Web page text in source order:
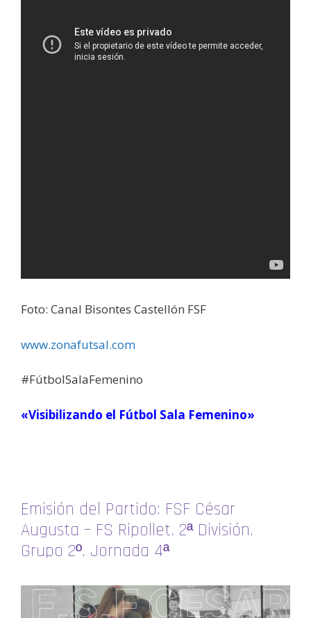
Foto: Canal Bisontes Castellón FSF
www.zonafutsal.com
#FútbolSalaFemenino
«Visibilizando el Fútbol Sala Femenino»
Emisión del Partido: FSF César
Augusta – FS Ripollet. 2ª División.
Grupo 2º. Jornada 4ª